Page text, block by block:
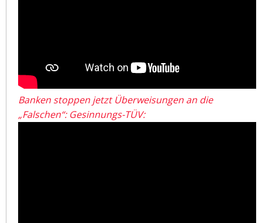
Banken stoppen jetzt Überweisungen an die
„Falschen“: Gesinnungs-TÜV: